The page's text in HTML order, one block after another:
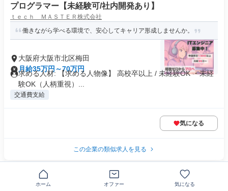
プログラマー【未経験可/社内開発あり】
ｔｅｃｈ ＭＡＳＴＥＲ株式会社
働きながら学べる環境で、安心してキャリア形成しませんか。
大阪府大阪市北区梅田
月給35万円～70万円
求める人材: 【求める人物像】 高校卒以上 / 未経験OK ・未経
験OK（人柄重視）...
交通費支給
気になる
この企業の類似求人を見る
【大阪本社】自社内勤務優先/受託/ワークライフバランス
ホーム オファー 気になる